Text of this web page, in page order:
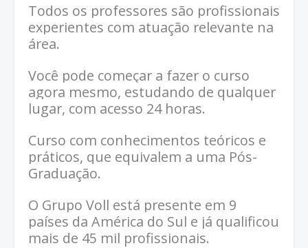
Todos os professores são profissionais
experientes com atuação relevante na
área.
Você pode começar a fazer o curso
agora mesmo, estudando de qualquer
lugar, com acesso 24 horas.
Curso com conhecimentos teóricos e
práticos, que equivalem a uma Pós-
Graduação.
O Grupo Voll está presente em 9
países da América do Sul e já qualificou
mais de 45 mil profissionais.